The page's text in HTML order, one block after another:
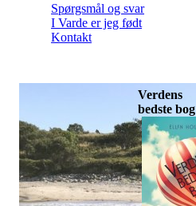
Spørgsmål og svar
I Varde er jeg født
Kontakt
Verdens
bedste bog